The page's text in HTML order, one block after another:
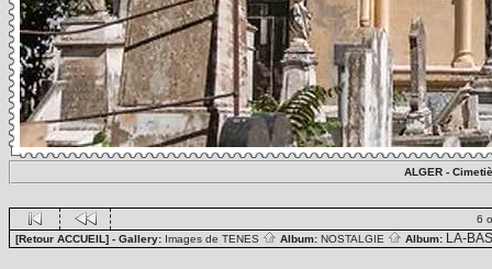
ALGER -
6
[Retour ACCUEIL] - Gallery: Images de TENES Album: NOSTALGIE Album: LA-BAS